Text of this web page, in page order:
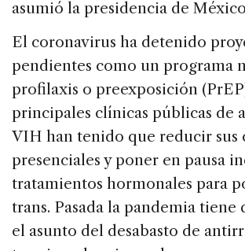
asumió la presidencia de
El coronavirus ha detenido
pendientes como un programa
profilaxis o preexposición
principales clínicas públicas de
VIH han tenido que reducir sus
presenciales y poner en pausa
tratamientos hormonales para
trans. Pasada la pandemia tiene
el asunto del desabasto de